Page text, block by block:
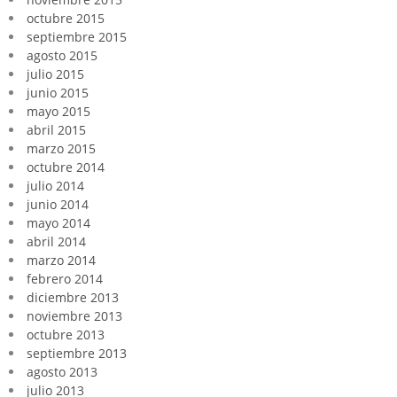
octubre 2015
septiembre 2015
agosto 2015
julio 2015
junio 2015
mayo 2015
abril 2015
marzo 2015
octubre 2014
julio 2014
junio 2014
mayo 2014
abril 2014
marzo 2014
febrero 2014
diciembre 2013
noviembre 2013
octubre 2013
septiembre 2013
agosto 2013
julio 2013